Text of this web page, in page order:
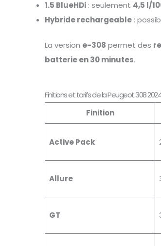
1.5 BlueHDi : seulement 4,5 l/
Hybride rechargeable :
La version e-308 permet des
batterie en 30 minutes.
Finitions et tarifs de la Peugeot 308 2024
Finition
Active Pack
Allure
GT